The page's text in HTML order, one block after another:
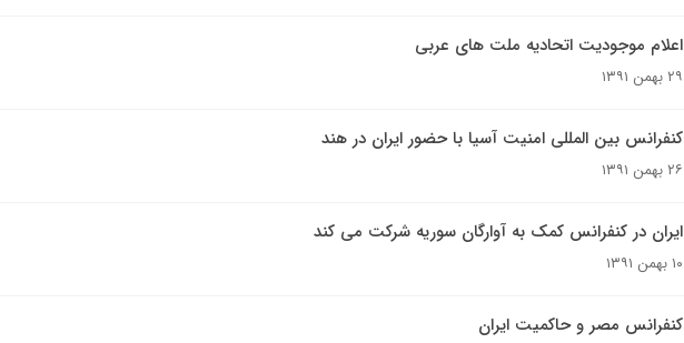
اعلام موجودیت اتحادیه ملت های عربی
۲۹ بهمن ۱۳۹۱
کنفرانس بین المللی امنیت آسیا با حضور ایران در هند
۲۶ بهمن ۱۳۹۱
ایران در کنفرانس کمک به آوارگان سوریه شرکت می کند
۱۰ بهمن ۱۳۹۱
کنفرانس مصر و حاکمیت ایران